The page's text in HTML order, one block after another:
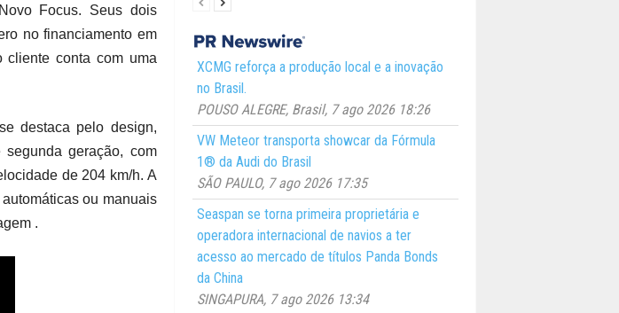
Focus. Seus dois
no financiamento em
cliente conta com uma
destaca pelo design,
geração, com
de 204 km/h. A
ou manuais
.
XCMG reforça a produção local e a inovação
no Brasil.
POUSO ALEGRE, Brasil, 7 ago 2026 18:26
VW Meteor transporta showcar da Fórmula
1® da Audi do Brasil
SÃO PAULO, 7 ago 2026 17:35
Seaspan se torna primeira proprietária e
operadora internacional de navios a ter
acesso ao mercado de títulos Panda Bonds
da China
SINGAPURA, 7 ago 2026 13:34